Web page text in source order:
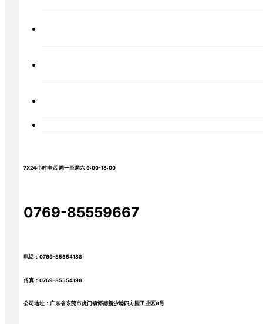
7X24小时电话 周一至周六 9:00-18:00
0769-85559667
电话：0769-85554188
传真：0769-85554198
公司地址：广东省东莞市虎门镇怀德新沙埔四方园工业区8号